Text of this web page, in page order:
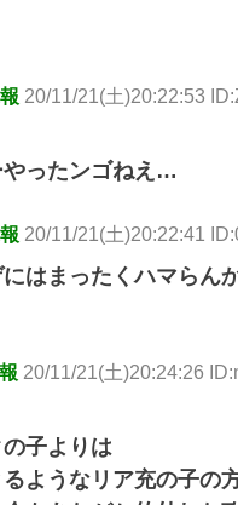
20/11/21(土)20:22:53
やったンゴねえ…
20/11/21(土)20:22:41
はまったくハマらん
20/11/21(土)20:24:26
子よりは
ようなリア充の子の